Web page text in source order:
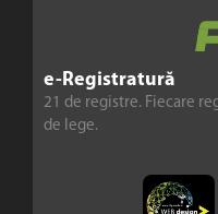
e-Registratură
21 de registre. Fiecare
de lege.